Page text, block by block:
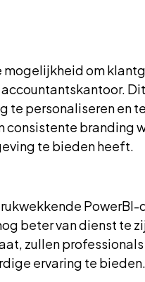
mogelijkheid om
te personaliseren en
branding
te bieden heeft.
beter van dienst te
zullen
ervaring te bieden.